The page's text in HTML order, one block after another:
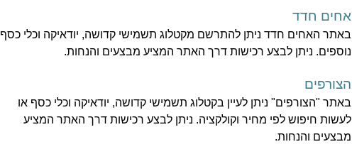
אחים חדד
באתר האחים חדד ניתן להתרשם מקטלוג תשמישי קדושה, יודאיקה וכלי כסף
נוספים. ניתן לבצע רכישות דרך האתר המציע מבצעים והנחות.
הצורפים
באתר "הצורפים" ניתן לעיין בקטלוג תשמישי קדושה, יודאיקה וכלי כסף או
לעשות חיפוש לפי מחיר וקולקציה. ניתן לבצע רכישות דרך האתר המציע
מבצעים והנחות.